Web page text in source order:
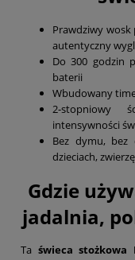
Prawdziwy wosk
autentyczny
Do 300 godzin
baterii
Wbudowany
2-stopniowy
intensywności
Bez dymu, bez
dzieciach,
Gdzie
jadalnia,
Ta świeca stożkowa